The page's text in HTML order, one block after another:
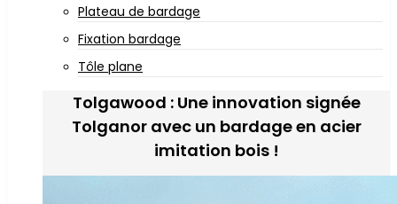
Plateau de bardage
Fixation bardage
Tôle plane
Tolgawood : Une innovation signée
Tolganor avec un bardage en acier
imitation bois !